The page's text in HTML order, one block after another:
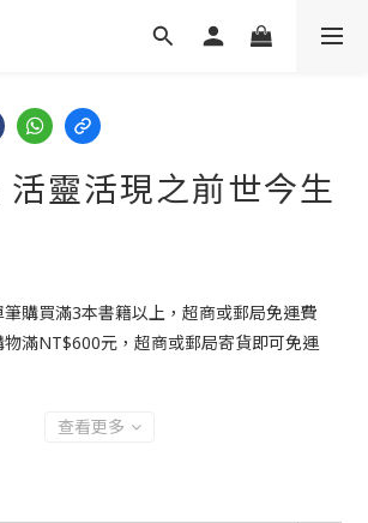
活靈活現之前世今生
購買滿3本書籍以上，超商或郵局免運費
滿NT$600元，超商或郵局寄貨即可免運
查看更多